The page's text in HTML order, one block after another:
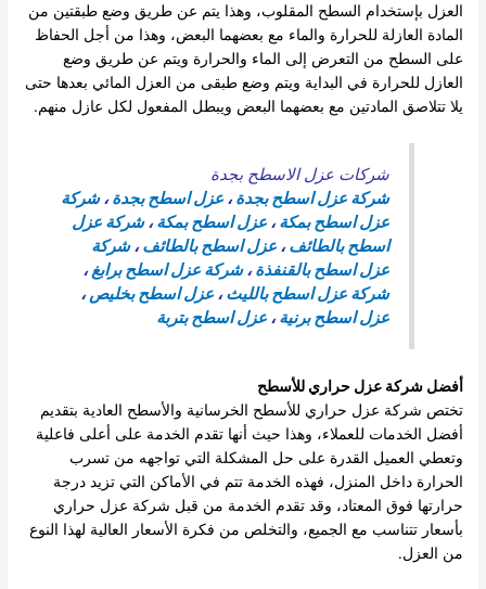
العزل بإستخدام السطح المقلوب، وهذا يتم عن طريق وضع طبقتين من
المادة العازلة للحرارة والماء مع بعضهما البعض، وهذا من أجل الحفاظ
على السطح من التعرض إلى الماء والحرارة ويتم عن طريق وضع
العازل للحرارة في البداية ويتم وضع طبقى من العزل المائي بعدها حتى
يلا تتلاصق المادتين مع بعضهما البعض ويبطل المفعول لكل عازل منهم.
شركات عزل الاسطح بجدة
شركة عزل اسطح بجدة،عزل اسطح بجدة،شركة
عزل اسطح بمكة،عزل اسطح بمكة،شركة عزل
اسطح بالطائف،عزل اسطح بالطائف،شركة
عزل اسطح بالقنفذة،شركة عزل اسطح برابغ،
شركة عزل اسطح بالليث،عزل اسطح بخليص،
عزل اسطح برنية،عزل اسطح بتربة
أفضل شركة عزل حراري للأسطح
تختص شركة عزل حراري للأسطح الخرسانية والأسطح العادية بتقديم
أفضل الخدمات للعملاء، وهذا حيث أنها تقدم الخدمة على أعلى فاعلية
وتعطي العميل القدرة على حل المشكلة التي تواجهه من تسرب
الحرارة داخل المنزل، فهذه الخدمة تتم في الأماكن التي تزيد درجة
حرارتها فوق المعتاد، وقد تقدم الخدمة من قبل شركة عزل حراري
بأسعار تتناسب مع الجميع، والتخلص من فكرة الأسعار العالية لهذا النوع
من العزل.